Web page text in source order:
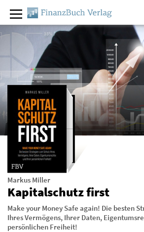
Markus Miller
Kapitalschutz first
Make your Money Safe again! Die besten
Ihres Vermögens, Ihrer Daten,
persönlichen Freiheit!